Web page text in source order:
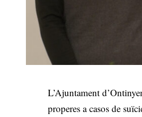
L’Ajuntament
properes a casos de